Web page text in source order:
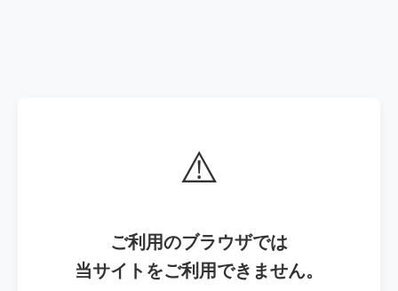
⚠️
ご利用のブラウザでは
当サイトをご利用できません。